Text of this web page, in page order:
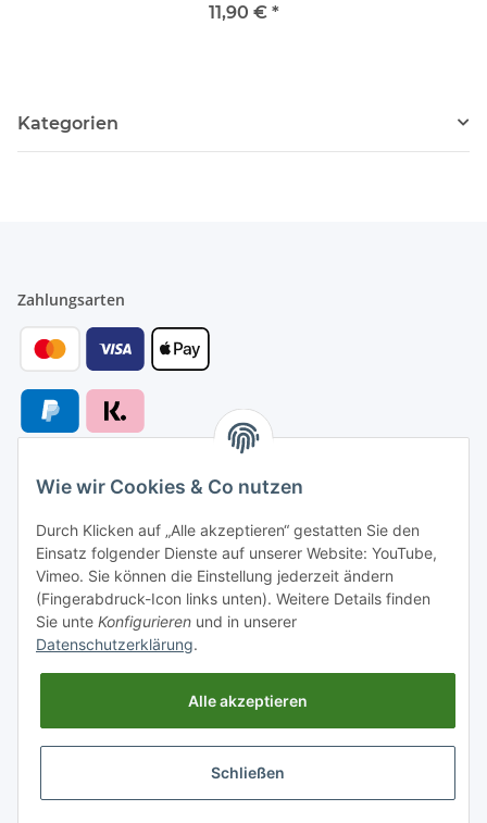
11,90 € *
Kategorien
Zahlungsarten
Versandarten
Versand nach
Gesetzliche Informationen
Wie wir Cookies & Co nutzen
Durch Klicken auf „Alle akzeptieren“ gestatten Sie den
Einsatz folgender Dienste auf unserer Website: YouTube,
Vimeo. Sie können die Einstellung jederzeit ändern
(Fingerabdruck-Icon links unten). Weitere Details finden
Sie unte Konfigurieren und in unserer
Datenschutzerklärung.
Alle akzeptieren
Schließen